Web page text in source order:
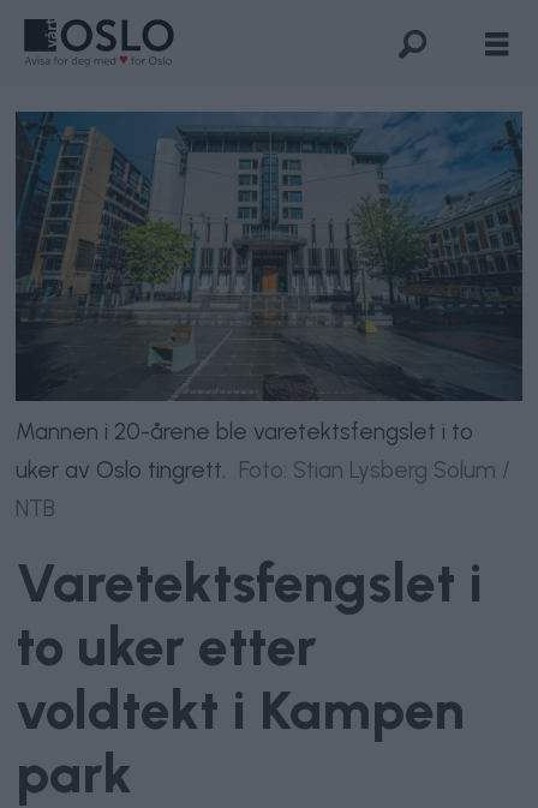
Mannen i 20-årene ble varetektsfengslet i to
uker av Oslo tingrett. Foto: Stian Lysberg Solum /
NTB
Varetektsfengslet i
to uker etter
voldtekt i Kampen
park